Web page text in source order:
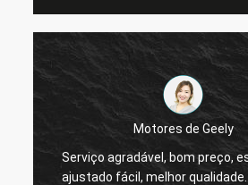
Motores de Geely
Serviço agradável, bom preço,
ajustado fácil, melhor qualidade.